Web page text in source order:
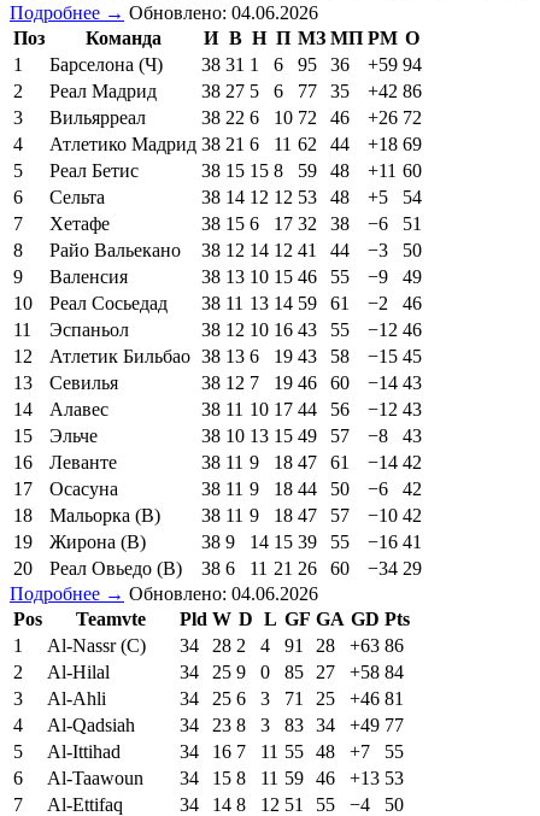
Подробнее → Обновлено: 04.06.2026
Поз
Команда И В Н П МЗ МП РМ О
1
Барселона (Ч) 38 31 1 6 95 36 +59 94
2
Реал Мадрид 38 27 5 6 77 35 +42 86
3
Вильярреал 38 22 6 10 72 46 +26 72
4
Атлетико Мадрид 38 21 6 11 62 44 +18 69
5
Реал Бетис 38 15 15 8 59 48 +11 60
6
Сельта 38 14 12 12 53 48 +5
54
7
Хетафе 38 15 6 17 32 38 −6
51
8
Райо Вальекано 38 12 14 12 41 44 −3
50
9
Валенсия 38 13 10 15 46 55 −9
49
10
Реал Сосьедад 38 11 13 14 59 61 −2
46
11
Эспаньол 38 12 10 16 43 55 −12 46
12
Атлетик Бильбао 38 13 6 19 43 58 −15 45
13
Севилья 38 12 7 19 46 60 −14 43
14
Алавес 38 11 10 17 44 56 −12 43
15
Эльче 38 10 13 15 49 57 −8
43
16
Леванте 38 11 9 18 47 61 −14 42
17
Осасуна 38 11 9 18 44 50 −6
42
18
Мальорка (В) 38 11 9 18 47 57 −10 42
19
Жирона (В) 38 9 14 15 39 55 −16 41
20
Реал Овьедо (В) 38 6 11 21 26 60 −34 29
Подробнее → Обновлено: 04.06.2026
Pos
Teamvte Pld W D L GF GA GD Pts
1
Al-Nassr (C) 34 28 2 4 91 28 +63 86
2
Al-Hilal 34 25 9 0 85 27 +58 84
3
Al-Ahli 34 25 6 3 71 25 +46 81
4
Al-Qadsiah 34 23 8 3 83 34 +49 77
5
Al-Ittihad 34 16 7 11 55 48 +7
55
6
Al-Taawoun 34 15 8 11 59 46 +13 53
7
Al-Ettifaq 34 14 8 12 51 55 −4
50